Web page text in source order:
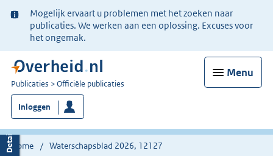
Ter
informatie:
Mogelijk ervaart u problemen met het zoeken naar
publicaties. We werken aan een oplossing. Excuses voor
het ongemak.
Menu
U
bent
nu
hier:
Publicaties Officiële publicaties
Inloggen
Home Waterschapsblad 2026, 12127